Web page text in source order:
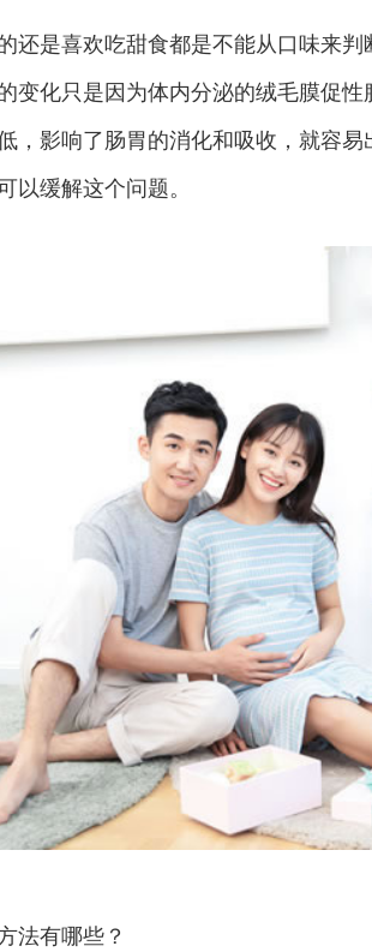
是喜欢吃甜食都是不能从口味来判
变化只是因为体内分泌的绒毛膜促
，影响了肠胃的消化和吸收，就容
以缓解这个问题。
有哪些？